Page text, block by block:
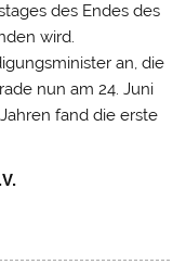
des Endes des
wird.
an, die
nun am 24. Juni
fand die erste